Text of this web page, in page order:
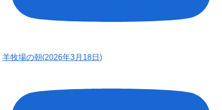
羊牧場の朝(2026年3月18日)